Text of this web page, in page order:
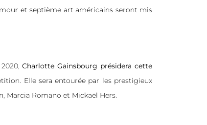
et septième art américains seront mis
2020,Charlotte Gainsbourg présidera cette
Elle sera entourée par les prestigieux
Marcia Romano et Mickaël Hers.